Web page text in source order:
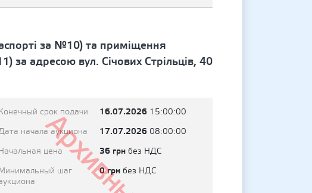
за №10) та приміщення
адресою вул. Січових Стрільців, 40
Архивный
срок подачи 16.07.2026 15:00:00
начала аукциона
17.07.2026 08:00:00
цена
36 грн без НДС
шаг
0 грн без НДС